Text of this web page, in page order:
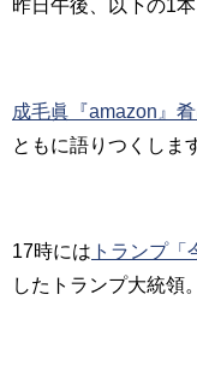
昨日午後、以下の1
成毛眞『amazon』
ともに語りつくしま
17時には トランプ「
したトランプ大統領